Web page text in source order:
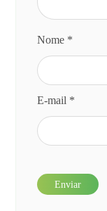
Nome *
E-mail *